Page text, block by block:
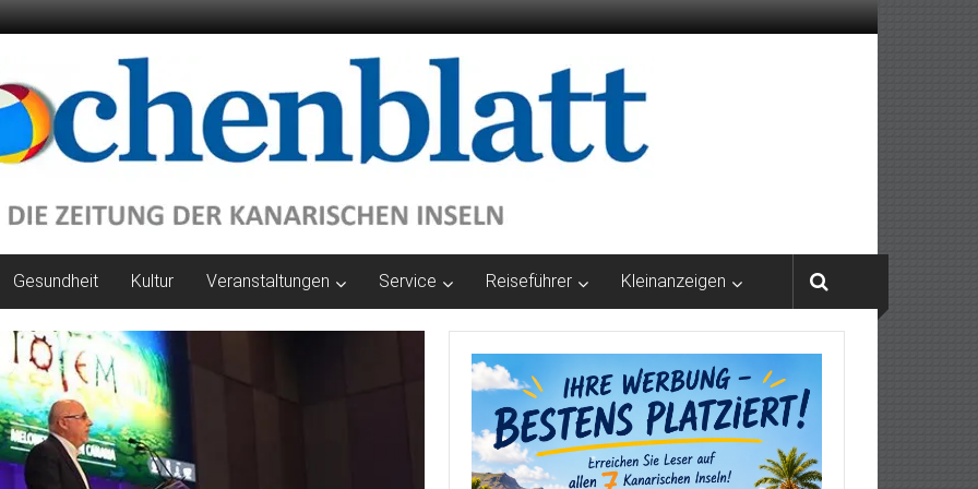
Gesundheit Kultur Veranstaltungen Service Reiseführer Kleinanzeigen